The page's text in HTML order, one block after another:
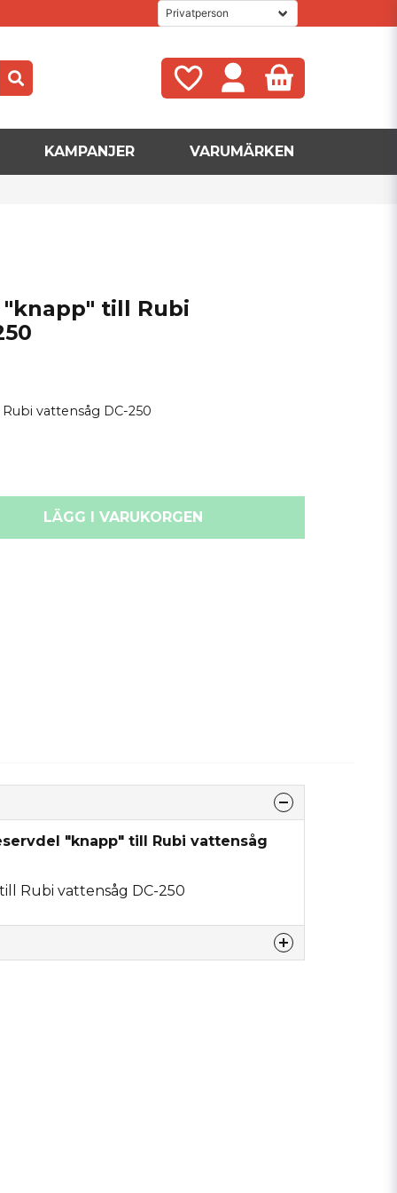
KAMPANJER VARUMÄRKEN
till Rubi
vattensåg DC-250
LÄGG I VARUKORGEN
"knapp" till Rubi vattensåg
Rubi vattensåg DC-250
produkten...